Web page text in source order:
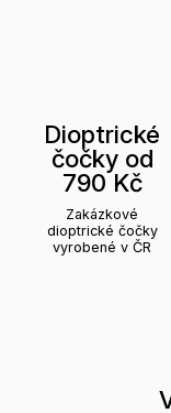
Dioptrické
čočky od
790 Kč
Zakázkové
dioptrické čočky
vyrobené v ČR